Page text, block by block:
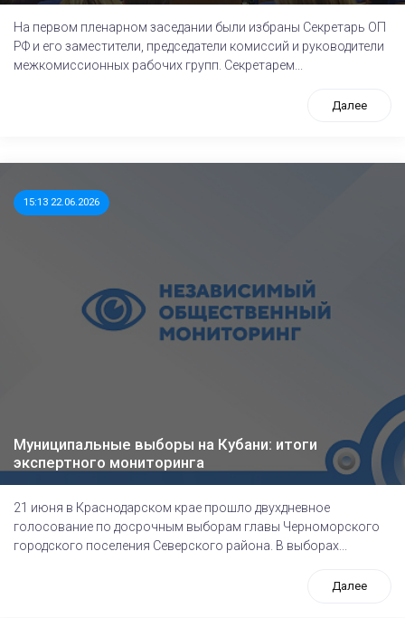
На первом пленарном заседании были избраны Секретарь ОП
РФ и его заместители, председатели комиссий и руководители
межкомиссионных рабочих групп. Секретарем...
Далее
15:13 22.06.2026
Муниципальные выборы на Кубани: итоги
экспертного мониторинга
21 июня в Краснодарском крае прошло двухдневное
голосование по досрочным выборам главы Черноморского
городского поселения Северского района. В выборах...
Далее